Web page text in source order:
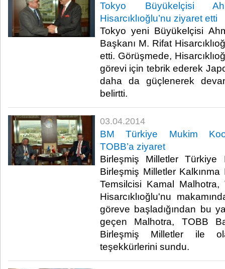
Tokyo Büyükelçisi
Hisarcıklıoğlu’nu ziyaret etti
Tokyo yeni Büyükelçisi
Başkanı M. Rifat
etti. Görüşmede,
görevi için tebrik ederek
daha da güçlenerek
belirtti.​
03.04.2014
BM Türkiye Mukim
TOBB’a ziyaret
Birleşmiş Milletler Türkiye
Birleşmiş Milletler
Temsilcisi Kamal
Hisarcıklıoğlu'nu
göreve başladığından bu
geçen Malhotra, TOBB
Birleşmiş Milletler ile
teşekkürlerini sundu. ​